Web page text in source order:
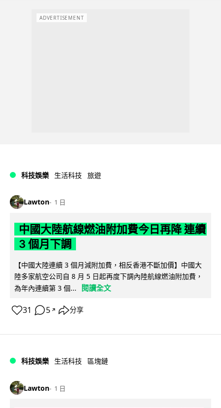
ADVERTISEMENT
科技娛樂 生活科技 旅遊
Lawton 1 日
中國大陸航線燃油附加費今日再降 連續
3 個月下調
【中國大陸連續 3 個月減附加費，相反香港不斷加價】中國大
陸多家航空公司自 8 月 5 日起再度下調內陸航線燃油附加費，
為年內連續第 3 個...
閱讀全文
31 5 ↗ 分享
科技娛樂 生活科技 區塊鏈
Lawton 1 日